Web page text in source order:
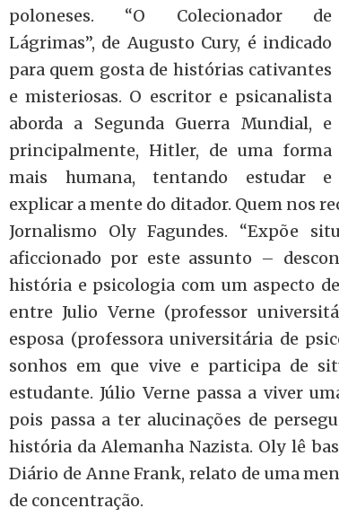
poloneses. “O Colecionador de
Lágrimas”, de Augusto Cury, é indicado
para quem gosta de histórias cativantes
e misteriosas. O escritor e psicanalista
aborda a Segunda Guerra Mundial, e
principalmente, Hitler, de uma forma
mais humana, tentando estudar e
explicar a mente do ditador. Quem nos
Jornalismo Oly Fagundes. “Expõe
aficcionado por este assunto –
história e psicologia com um aspecto
entre Julio Verne (professor
esposa (professora universitária de
sonhos em que vive e participa de
estudante. Júlio Verne passa a viver
pois passa a ter alucinações de
história da Alemanha Nazista. Oly lê
Diário de Anne Frank, relato de uma
de concentração.